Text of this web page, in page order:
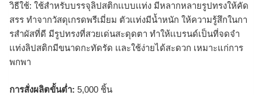
วิธีใช้: ใช้สำหรับบรรจุลิปสติกเเบบเเท่ง มีหลากหลายรูปทรงให้คัด
สรร ทำจากวัสดุเกรดพรีเมี่ยม ตัวเเท่งมีน้ำหนัก ให้ความรู้สึกในกา
รสำผัสที่ดี มีรูปทรงที่สวยเด่นสะดุดตา ทำให้เเบรนด์เป็นที่จดจำ
เเท่งลิปสติกมีขนาดกะทัดรัด เเละใช้ง่ายได้สะดวก เหมาะแก่การ
พกพา
การสั่งผลิตขั้นต่ำ: 5,000 ชิ้น